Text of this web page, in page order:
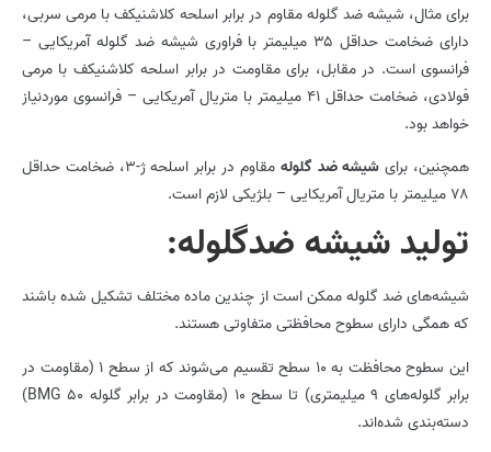
برای مثال، شیشه­ ضد گلوله مقاوم در برابر اسلحه کلاشنیکف با مرمی سربی،
دارای ضخامت حداقل ۳۵ میلیمتر با فراوری شیشه­ ضد گلوله آمریکایی –
فرانسوی است. در مقابل، برای مقاومت در برابر اسلحه کلاشنیکف با مرمی
فولادی، ضخامت حداقل ۴۱ میلیمتر با متریال آمریکایی – فرانسوی موردنیاز
خواهد بود.
همچنین، برای شیشه ضد گلوله
مقاوم در برابر اسلحه ژ-۳، ضخامت حداقل
۷۸ میلیمتر با متریال آمریکایی – بلژیکی لازم است.
تولید شیشه‌ ضدگلوله:
شیشه‌های ضد گلوله ممکن است از چندین ماده مختلف تشکیل شده باشند
که همگی دارای سطوح محافظتی متفاوتی هستند.
این سطوح محافظت به 10 سطح تقسیم می‌شوند که از سطح 1 (مقاومت در
برابر گلوله‌های 9 میلیمتری) تا سطح 10 (مقاومت در برابر گلوله BMG 50)
دسته‌بندی شده‌اند.